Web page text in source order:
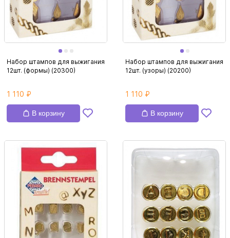
Набор штампов для выжигания
12шт. (формы) (20300)
1 110 ₽
В корзину
Набор штампов для выжигания
12шт. (узоры) (20200)
1 110 ₽
В корзину